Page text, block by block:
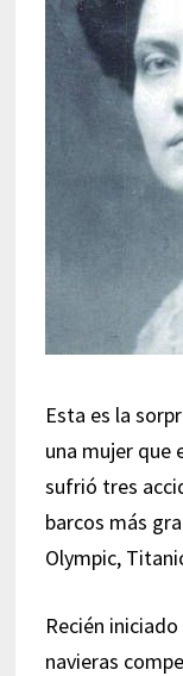
Esta es la
una mujer que
sufrió tres
barcos más
Olympic,
Recién
navieras